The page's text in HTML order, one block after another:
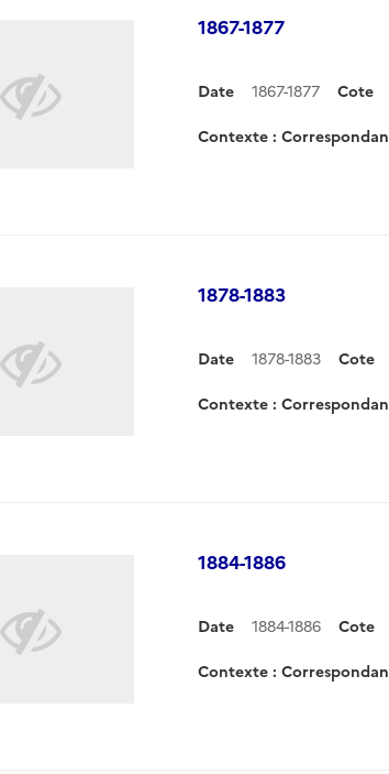
1867-1877
Date 1867-1877 Cote
Contexte :
1878-1883
Date 1878-1883 Cote
Contexte :
1884-1886
Date 1884-1886 Cote
Contexte :